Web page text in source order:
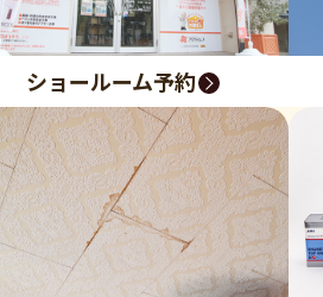
ショールーム予約